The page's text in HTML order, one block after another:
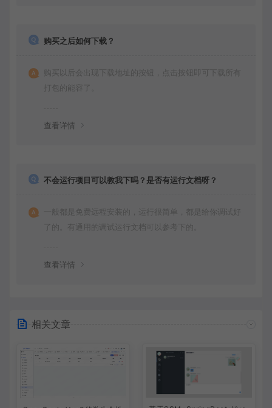
购买之后如何下载？
购买以后会出现下载地址的按钮，点击按钮即可下载所有
打包的能容了。
查看详情
不会运行项目可以教我下吗？是否有运行文档呀？
一般都是免费远程安装的，运行很简单，都是给你调试好
了的。有通用的调试运行文档可以参考下的。
查看详情
相关文章